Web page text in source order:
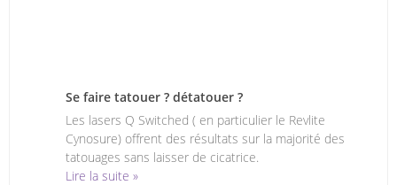
Se faire tatouer ? détatouer ?
Les lasers Q Switched ( en particulier le Revlite
Cynosure) offrent des résultats sur la majorité des
tatouages sans laisser de cicatrice.
Lire la suite »